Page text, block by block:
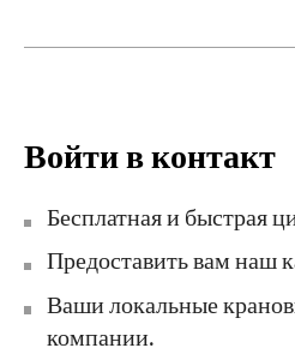
Войти в контакт
Бесплатная и быстрая
Предоставить вам наш
Ваши локальные
компании.